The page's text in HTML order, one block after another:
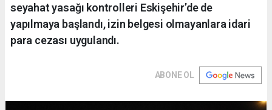
seyahat yasağı kontrolleri Eskişehir’de de
yapılmaya başlandı, izin belgesi olmayanlara idari
para cezası uygulandı.
ABONE OL